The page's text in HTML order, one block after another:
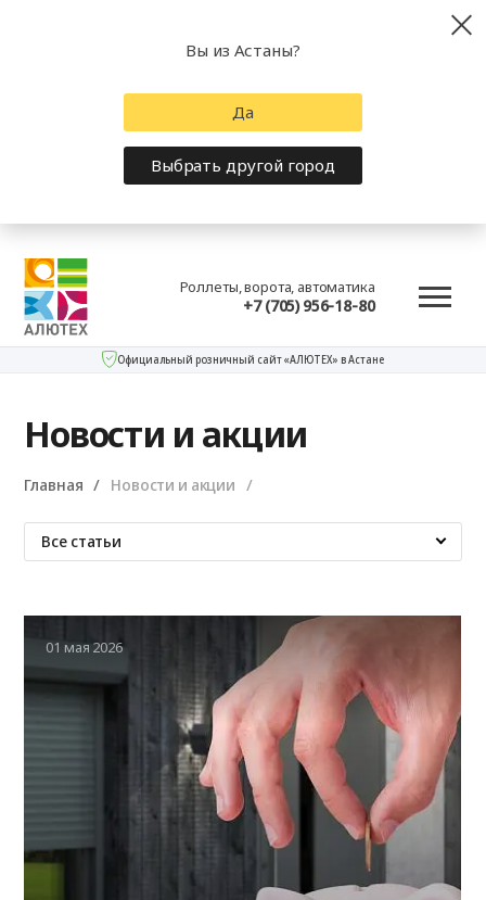
Роллеты, ворота, автоматика
+7 (705) 956-18-80
Официальный розничный сайт «АЛЮТЕХ» в Астане
Новости и акции
Главная Новости и акции
Все статьи
01 мая 2026
Вы из Астаны?
Да
Выбрать другой город